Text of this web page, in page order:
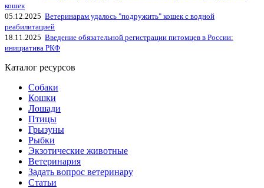
кошек
05.12.2025 Ветеринарам удалось "подружить" кошек с водной
реабилитацией
18.11.2025 Введение обязательной регистрации питомцев в России:
инициатива РКФ
Каталог ресурсов
Собаки
Кошки
Лошади
Птицы
Грызуны
Рыбки
Экзотические животные
Ветеринария
Задать вопрос ветеринару
Статьи